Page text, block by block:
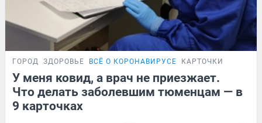
ГОРОД ЗДОРОВЬЕ ВСЁ О КОРОНАВИРУСЕ КАРТОЧКИ
У меня ковид, а врач не приезжает.
Что делать заболевшим тюменцам — в
9 карточках